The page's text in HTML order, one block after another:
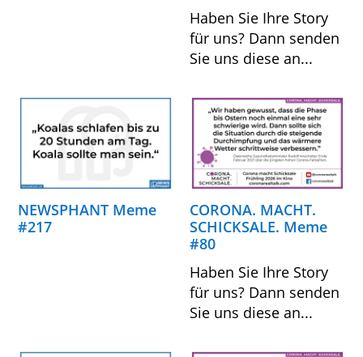
Haben Sie Ihre Story
für uns? Dann senden
Sie uns diese an...
NEWSPHANT Meme
#217
CORONA. MACHT.
SCHICKSALE. Meme
#80
Haben Sie Ihre Story
für uns? Dann senden
Sie uns diese an...